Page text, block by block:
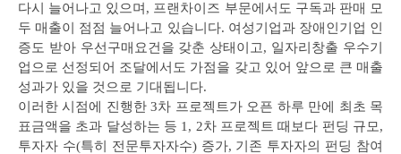
다시 늘어나고 있으며, 프랜차이즈 부문에서도 구독과 판매 모
두 매출이 점점 늘어나고 있습니다. 여성기업과 장애인기업 인
증도 받아 우선구매요건을 갖춘 상태이고, 일자리창출 우수기
업으로 선정되어 조달에서도 가점을 갖고 있어 앞으로 큰 매출
성과가 있을 것으로 기대됩니다.
이러한 시점에 진행한 3차 프로젝트가 오픈 하루 만에 최초 목
표금액을 초과 달성하는 등 1, 2차 프로젝트 때보다 펀딩 규모,
투자자 수(특히 전문투자자수) 증가, 기존 투자자의 펀딩 참여